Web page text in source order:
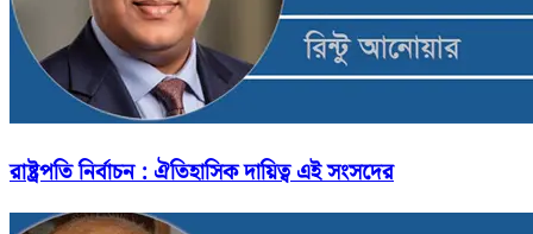
রাষ্ট্রপতি নির্বাচন : ঐতিহাসিক দায়িত্ব এই সংসদের